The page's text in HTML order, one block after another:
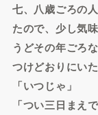
七、八歳ごろの
たので、少し気
うどその年ごろ
つけどおりにい
「いつじゃ」
「つい三日まえ